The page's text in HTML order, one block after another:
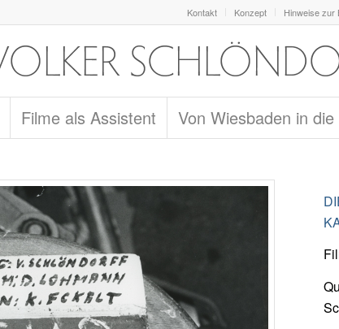
Kontakt Konzept Hinweise zur
Filme als Assistent Von Wiesbaden in die